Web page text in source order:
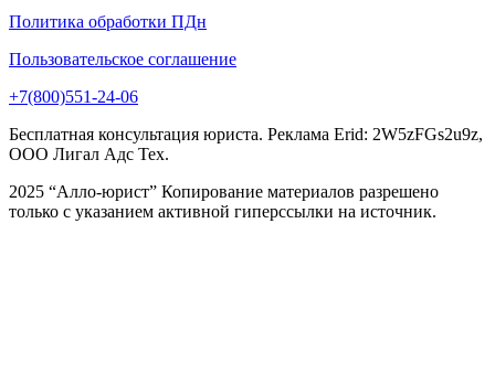
Политика обработки ПДн
Пользовательское соглашение
+7(800)551-24-06
Бесплатная консультация юриста. Реклама Erid: 2W5zFGs2u9z,
ООО Лигал Адс Тех.
2025 “Алло-юрист” Копирование материалов разрешено
только с указанием активной гиперссылки на источник.